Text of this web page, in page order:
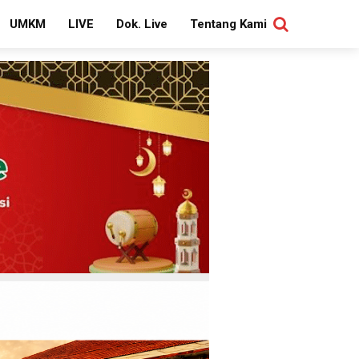
UMKM LIVE Dok. Live Tentang Kami
SEARCH